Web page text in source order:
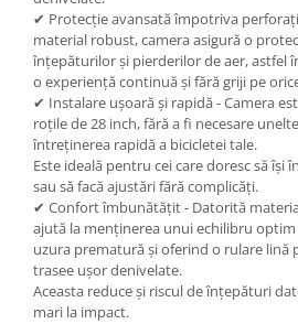
✔ Protecție avansată împotriva
material robust, camera asigură o
înțepăturilor și pierderilor de aer, astfel
o experiență continuă și fără griji pe
✔ Instalare ușoară și rapidă - Camera
roțile de 28 inch, fără a fi necesare
întreținerea rapidă a bicicletei tale.
Este ideală pentru cei care doresc să își
sau să facă ajustări fără complicăți.
✔ Confort îmbunătățit - Datorită
ajută la menținerea unui echilibru
uzura prematură și oferind o rulare lină
trasee ușor denivelate.
Aceasta reduce și riscul de înțepături
mari la impact.